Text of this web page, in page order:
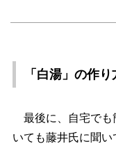
「白湯」の作り
最後に、自宅でも
いても藤井氏に聞